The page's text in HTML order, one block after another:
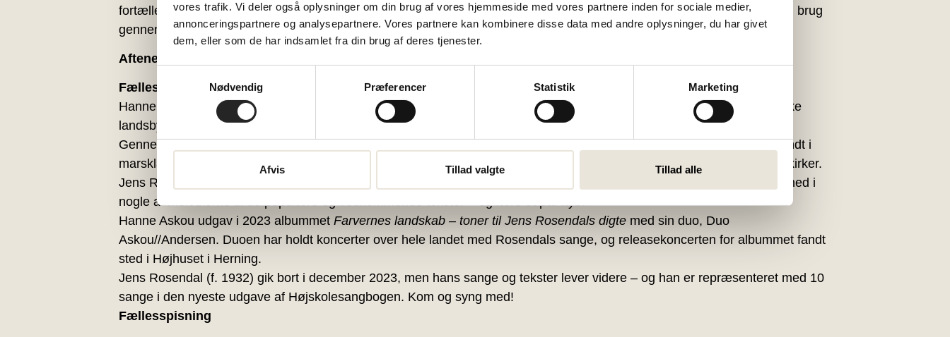
vores trafik. Vi deler også oplysninger om din brug af vores hjemmeside med vores partnere inden for sociale medier,
annonceringspartnere og analysepartnere. Vores partnere kan kombinere disse data med andre oplysninger, du har givet
dem, eller som de har indsamlet fra din brug af deres tjenester.
Nødvendig
Præferencer Statistik Marketing
Afvis Tillad valgte Tillad alle
fortælle om deres oprindelse, og hvad der ellers knytter sig af skønne historier til de enkelte sanges historie, kontekst og brug
gennem tiden.
Aftenens tema
Fællessangsforedrag om Jens Rosendals sange
Hanne Askou har gennem mange år kendt den populære sangskriver, der var bosat ved Vadehavet i den lille sønderjyske
landsby Ballum, hvor også Hannes familie stammer fra.
Gennem folkeviser, nye og gamle sange og salmer og med højskolesangbogen i hånden, skal vi gå en musikalsk tur rundt i
marsklandet, hvor salmedigteren Brorson mange hundrede år tidligere betrådte de samme stier og besøgte de samme kirker.
Jens Rosendals egen historie er kendt – og fortalt – af mange, inklusive ham selv, men denne aften skal vi også dykke ned i
nogle af melodierne til de populære og vedkommende tekster – og lære et par nye.
Hanne Askou udgav i 2023 albummet Farvernes landskab – toner til Jens Rosendals digte med sin duo, Duo
Askou//Andersen. Duoen har holdt koncerter over hele landet med Rosendals sange, og releasekoncerten for albummet fandt
sted i Højhuset i Herning.
Jens Rosendal (f. 1932) gik bort i december 2023, men hans sange og tekster lever videre – og han er repræsenteret med 10
sange i den nyeste udgave af Højskolesangbogen. Kom og syng med!
Fællesspisning